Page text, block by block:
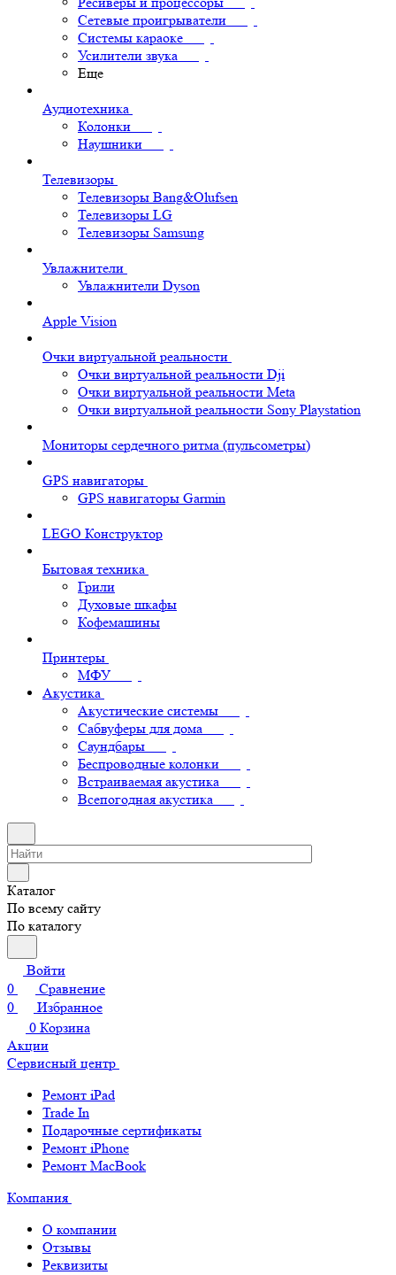
Сетевые проигрыватели
Системы караоке
Усилители звука
Еще
Аудиотехника
Колонки
Наушники
Телевизоры
Телевизоры Bang&Olufsen
Телевизоры LG
Телевизоры Samsung
Увлажнители
Увлажнители Dyson
Apple Vision
Очки виртуальной реальности
Очки виртуальной реальности Dji
Очки виртуальной реальности Meta
Очки виртуальной реальности Sony Playstation
Мониторы сердечного ритма (пульсометры)
GPS навигаторы
GPS навигаторы Garmin
LEGO Конструктор
Бытовая техника
Грили
Духовые шкафы
Кофемашины
Принтеры
МФУ
Акустика
Акустические системы
Сабвуферы для дома
Саундбары
Беспроводные колонки
Встраиваемая акустика
Всепогодная акустика
Каталог
По всему сайту
По каталогу
Войти
0
Сравнение
0
Избранное
0 Корзина
Акции
Сервисный центр
Ремонт iPad
Trade In
Подарочные сертификаты
Ремонт iPhone
Ремонт MacBook
Компания
О компании
Отзывы
Реквизиты